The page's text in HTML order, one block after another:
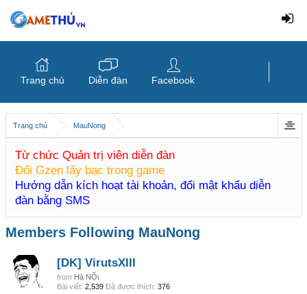
Trang chủ MauNong
Từ chức Quản trị viên diễn đàn
Đổi Gzen lấy bạc trong game
Hướng dẫn kích hoạt tài khoản, đổi mật khẩu diễn
đàn bằng SMS
Members Following MauNong
[DK] VirutsXIII
from Hà NỘi
Bài viết: 2,539 Đã được thích: 376
Trang chủ Diễn đàn Facebook